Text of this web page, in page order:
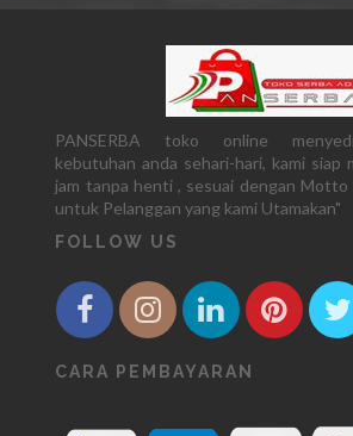
PANSERBA toko online
kebutuhan anda sehari-hari, kami siap
jam tanpa henti , sesuai dengan Motto
untuk Pelanggan yang kami Utamakan"
FOLLOW US
CARA PEMBAYARAN